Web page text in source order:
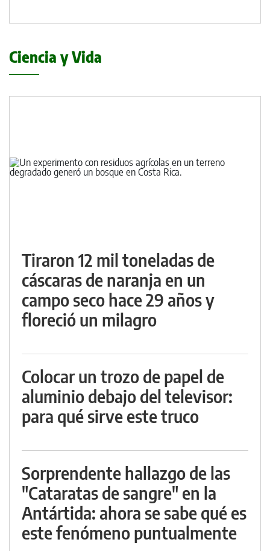
Ciencia y Vida
Tiraron 12 mil toneladas de
cáscaras de naranja en un
campo seco hace 29 años y
floreció un milagro
Colocar un trozo de papel de
aluminio debajo del televisor:
para qué sirve este truco
Sorprendente hallazgo de las
"Cataratas de sangre" en la
Antártida: ahora se sabe qué es
este fenómeno puntualmente